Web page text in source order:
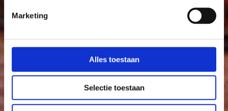
Marketing
Alles toestaan
Selectie toestaan